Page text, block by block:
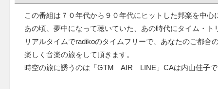
この番組は７０年代から９０年代にヒットした邦楽を中心
あの頃、夢中になって聴いていた、あの時代にタイム・ト
リアルタイムでradikoのタイムフリーで、あなたのご都合
楽しく音楽の旅をして頂きます。
時空の旅に誘うのは「GTM AIR LINE」CAは内山佳子